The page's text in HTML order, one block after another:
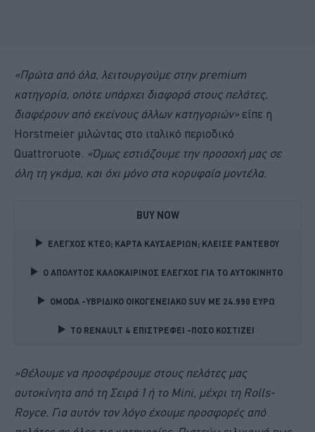
«Πρώτα από όλα, λειτουργούμε στην premium
κατηγορία, οπότε υπάρχει διαφορά στους πελάτες,
διαφέρουν από εκείνους άλλων κατηγοριών» είπε η
Horstmeier μιλώντας στο ιταλικό περιοδικό
Quattroruote. «Όμως εστιάζουμε την προσοχή μας σε
όλη τη γκάμα, και όχι μόνο στα κορυφαία μοντέλα.
BUY NOW
ΕΛΕΓΧΟΣ ΚΤΕΟ; ΚΑΡΤΑ ΚΑΥΣΑΕΡΙΩΝ; ΚΛΕΙΣΕ ΡΑΝΤΕΒΟΥ
Ο ΑΠΟΛΥΤΟΣ ΚΑΛΟΚΑΙΡΙΝΟΣ ΕΛΕΓΧΟΣ ΓΙΑ ΤΟ ΑΥΤΟΚΙΝΗΤΟ
OMODA -ΥΒΡΙΔΙΚΟ ΟΙΚΟΓΕΝΕΙΑΚΟ SUV ME 24.990 ΕΥΡΩ
TO RENAULT 4 ΕΠΙΣΤΡΕΦΕΙ -ΠΟΣΟ ΚΟΣΤΙΖΕΙ
»Θέλουμε να προσφέρουμε στους πελάτες μας
αυτοκίνητα από τη Σειρά 1 ή το Mini, μέχρι τη Rolls-
Royce. Για αυτόν τον λόγο έχουμε προσφορές από